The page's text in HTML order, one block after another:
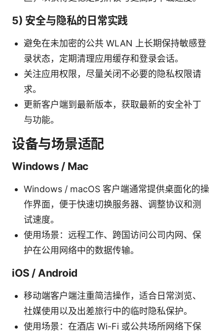
5) 安全与隐私的日常实践
避免在未加密的公共 WLAN 上长期保持敏感登
录状态，定期清理应用缓存和登录会话。
关注应用权限，尽量关闭不必要的隐私权限请
求。
更新客户端到最新版本，获取最新的安全补丁
与功能。
设备与场景适配
Windows / Mac
Windows / macOS 客户端通常提供桌面化的操
作界面，便于快速切换服务器、调整协议和测
试速度。
使用场景：远程工作、跨国访问公司内网、保
护在公用网络中的数据传输。
iOS / Android
移动端客户端注重简洁操作，适合日常浏览、
社媒使用以及出差旅行中的临时隐私保护。
使用场景：在酒店 Wi-Fi 或公共场所网络下保